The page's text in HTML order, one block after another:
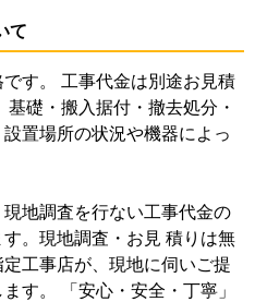
て
す。 工事代金は別途お見積
礎・搬入据付・撤去処分・
置場所の状況や機器によっ
地調査を行ない工事代金の
。現地調査・お見 積りは無
工事店が、現地に伺いご提
す。 「安心・安全・丁寧」